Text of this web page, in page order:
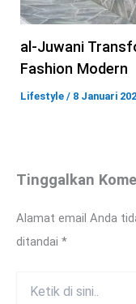
al-Juwani
Fashion Modern
Lifestyle / 8 Januari
Tinggalkan
Alamat email Anda
ditandai *